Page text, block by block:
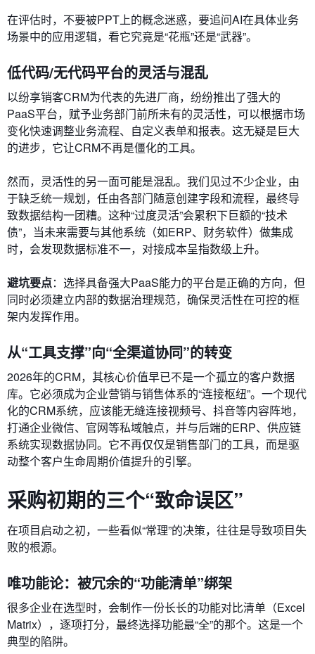
在评估时，不要被PPT上的概念迷惑，要追问AI在具体业务
场景中的应用逻辑，看它究竟是“花瓶”还是“武器”。
低代码/无代码平台的灵活与混乱
以纷享销客CRM为代表的先进厂商，纷纷推出了强大的
PaaS平台，赋予业务部门前所未有的灵活性，可以根据市场
变化快速调整业务流程、自定义表单和报表。这无疑是巨大
的进步，它让CRM不再是僵化的工具。
然而，灵活性的另一面可能是混乱。我们见过不少企业，由
于缺乏统一规划，任由各部门随意创建字段和流程，最终导
致数据结构一团糟。这种“过度灵活”会累积下巨额的“技术
债”，当未来需要与其他系统（如ERP、财务软件）做集成
时，会发现数据标准不一，对接成本呈指数级上升。
避坑要点：选择具备强大PaaS能力的平台是正确的方向，但
同时必须建立内部的数据治理规范，确保灵活性在可控的框
架内发挥作用。
从“工具支撑”向“全渠道协同”的转变
2026年的CRM，其核心价值早已不是一个孤立的客户数据
库。它必须成为企业营销与销售体系的“连接枢纽”。一个现代
化的CRM系统，应该能无缝连接视频号、抖音等内容阵地，
打通企业微信、官网等私域触点，并与后端的ERP、供应链
系统实现数据协同。它不再仅仅是销售部门的工具，而是驱
动整个客户生命周期价值提升的引擎。
采购初期的三个“致命误区”
在项目启动之初，一些看似“常理”的决策，往往是导致项目失
败的根源。
唯功能论：被冗余的“功能清单”绑架
很多企业在选型时，会制作一份长长的功能对比清单（Excel
Matrix），逐项打分，最终选择功能最“全”的那个。这是一个
典型的陷阱。